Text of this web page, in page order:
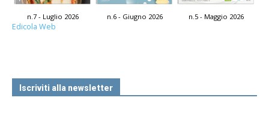
n.7 - Luglio 2026 n.6 - Giugno 2026 n.5 - Maggio 2026
Edicola Web
Iscriviti alla newsletter